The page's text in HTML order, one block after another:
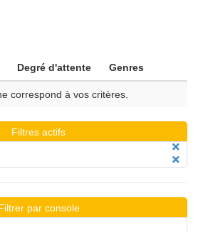
Degré d'attente Genres
correspond à vos critères.
Filtres actifs
par console